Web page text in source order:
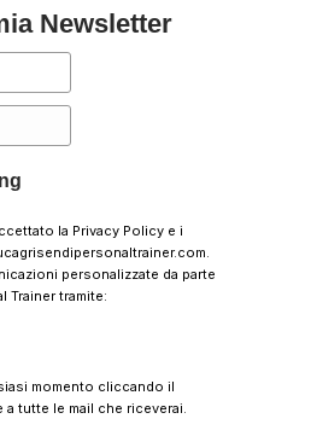
Newsletter
la Privacy Policye i
personalizzate da parte
Trainer tramite:
momento cliccando il
tutte le mail che riceverai.